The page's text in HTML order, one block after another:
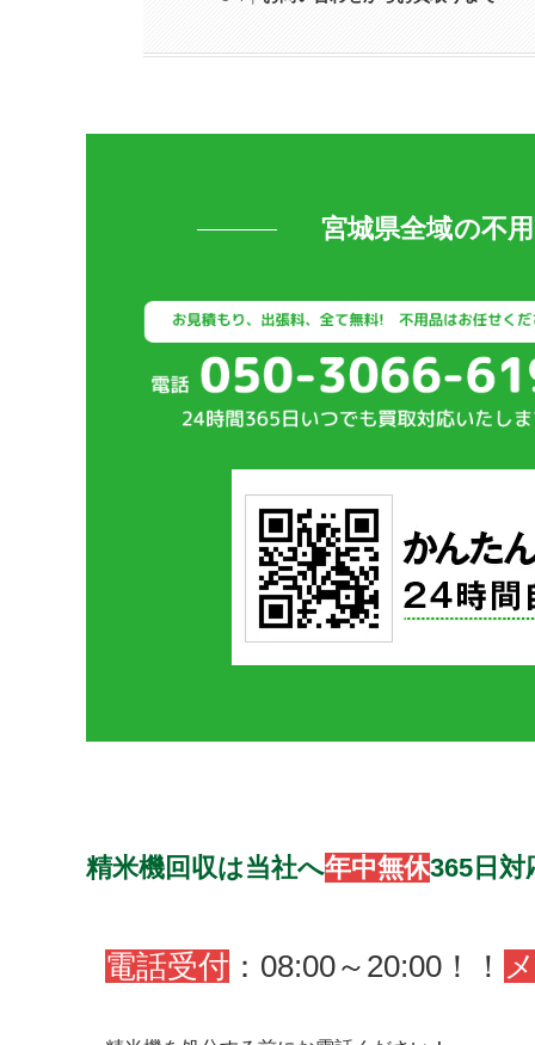
宮城県全域の不
精米機回収は当社へ年中無休365日
電話受付 ：08:00～20:00！！